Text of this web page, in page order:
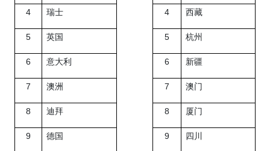
4 瑞士 4 西藏
5 英国 5 杭州
6 意大利 6 新疆
7 澳洲 7 澳门
8 迪拜 8 厦门
9 德国 9 四川